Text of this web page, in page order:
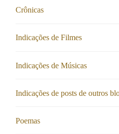
Crônicas
Indicações de Filmes
Indicações de Músicas
Indicações de posts de outros
Poemas